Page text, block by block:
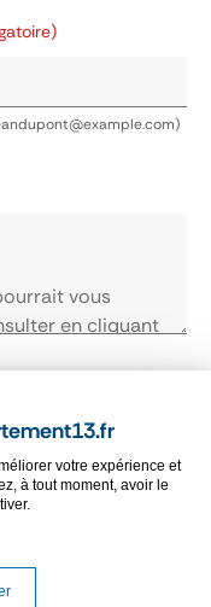
votre expérience et
à tout moment, avoir le
Cliquez ici